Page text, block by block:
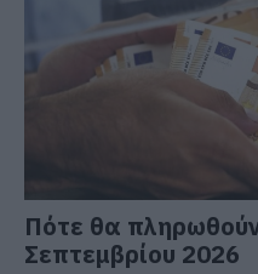
Πότε θα πληρωθούν
Σεπτεμβρίου 2026